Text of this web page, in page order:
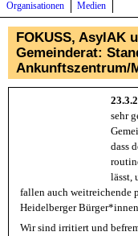
Organisationen
Medien
FOKUSS, AsylAK
Gemeinderat:
Ankunftszentrum/
sehr
dass
lässt,
fallen auch weitreichende
Heidelberger
Wir sind irritiert und